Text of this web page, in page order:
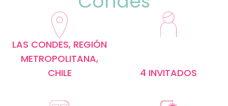
LAS CONDES, REGIÓN
METROPOLITANA,
CHILE
4 INVITADOS